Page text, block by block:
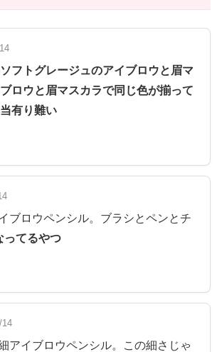
フトグレージュのアイブロウと眉マ
ロウと眉マスカラで同じ色が揃って
有り難い
ブロウペンシル。ブラシとペンとチ
ってるやつ
14
アイブロウペンシル。この細さじゃ